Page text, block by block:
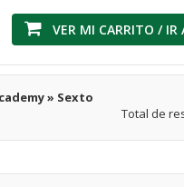
VER MI CARRITO / IR
» Sexto
Total de